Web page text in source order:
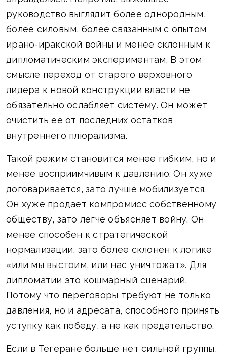
руководство выглядит более однородным,
более силовым, более связанным с опытом
ирано-иракской войны и менее склонным к
дипломатическим экспериментам. В этом
смысле переход от старого верховного
лидера к новой конструкции власти не
обязательно ослабляет систему. Он может
очистить ее от последних остатков
внутреннего плюрализма.
Такой режим становится менее гибким, но и
менее восприимчивым к давлению. Он хуже
договаривается, зато лучше мобилизуется.
Он хуже продает компромисс собственному
обществу, зато легче объясняет войну. Он
менее способен к стратегической
нормализации, зато более склонен к логике
«или мы выстоим, или нас уничтожат». Для
дипломатии это кошмарный сценарий.
Потому что переговоры требуют не только
давления, но и адресата, способного принять
уступку как победу, а не как предательство.
Если в Тегеране больше нет сильной группы,